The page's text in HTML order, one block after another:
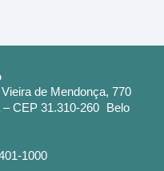
de Mendonça, 770
– CEP 31.310-260 Belo
1000